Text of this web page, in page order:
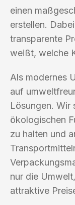
einen
erstellen.
transparente
weißt, welche
Als modernes
auf
Lösungen. Wir
ökologischen
zu halten und
nur die
attraktive